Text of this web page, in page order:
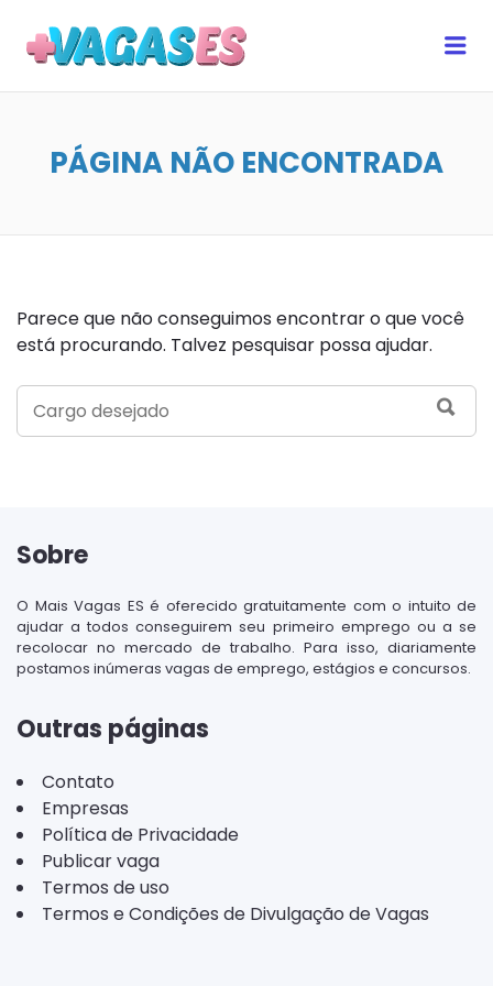
PÁGINA NÃO ENCONTRADA
Parece que não conseguimos encontrar o que você
está procurando. Talvez pesquisar possa ajudar.
SEARCH
FOR:
Sobre
O Mais Vagas ES é oferecido gratuitamente com o intuito de
ajudar a todos conseguirem seu primeiro emprego ou a se
recolocar no mercado de trabalho. Para isso, diariamente
postamos inúmeras vagas de emprego, estágios e concursos.
Outras páginas
Contato
Empresas
Política de Privacidade
Publicar vaga
Termos de uso
Termos e Condições de Divulgação de Vagas